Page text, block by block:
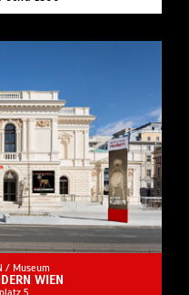
/ Museum
WIEN
5